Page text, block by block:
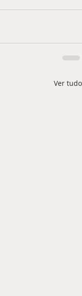
Ver tudo